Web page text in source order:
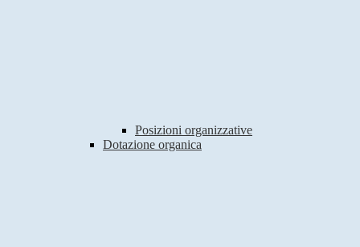
Posizioni organizzative
Dotazione organica